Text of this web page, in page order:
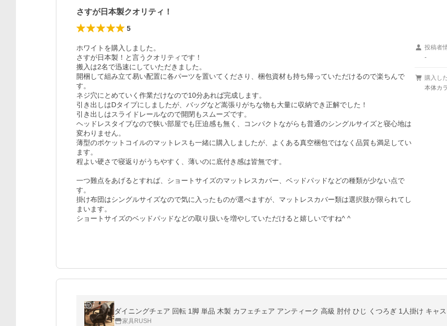
さすが日本製クオリティ！
5
ホワイトを購入しました。
さすが日本製！と言うクオリティです！
搬入は2名で迅速にしていただきました。
開梱して組み立て易い配置に各パーツを置いてくださり、梱包資材も持ち帰っていただけるので楽ちんで
す。
ネジ穴にとめていく作業だけなので10分あれば完成します。
引き出しはDタイプにしましたが、バッグなど嵩張りがちな物も大量に収納でき正解でした！
引き出しはスライドレールなので開閉もスムーズです。
ヘッドレスタイプなので狭い部屋でも圧迫感も無く、コンパクトながらも普通のシングルサイズと寝心地は
変わりません。
薄型のポケットコイルのマットレスも一緒に購入しましたが、よくある真空梱包ではなく品質も満足してい
ます。
程よい硬さで寝返りがうちやすく、薄いのに底付き感は皆無です。
一つ難点をあげるとすれば、ショートサイズのマットレスカバー、ベッドパッドなどの種類が少ない点で
す。
掛け布団はシングルサイズなので気に入ったものが選べますが、マットレスカバー類は選択肢が限られてし
まいます。
ショートサイズのベッドパッドなどの取り扱いを増やしていただけると嬉しいですね^ ^
投稿者
-
購入し
本体カ
ダイニングチェア 回転 1脚 単品 木製 カフェチェア アンティーク 高級 肘付 ひじ くつろぎ 1人掛け キャ
家具RUSH